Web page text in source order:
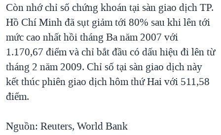
Còn nhớ chỉ số chứng khoán tại sàn giao dịch TP.
Hồ Chí Minh đã sụt giảm tới 80% sau khi lên tới
mức cao nhất hồi tháng Ba năm 2007 với
1.170,67 điểm và chỉ bắt đầu có dấu hiệu đi lên từ
tháng 2 năm 2009. Chỉ số tại sàn giao dịch này
kết thúc phiên giao dịch hôm thứ Hai với 511,58
điểm.
Nguồn: Reuters, World Bank